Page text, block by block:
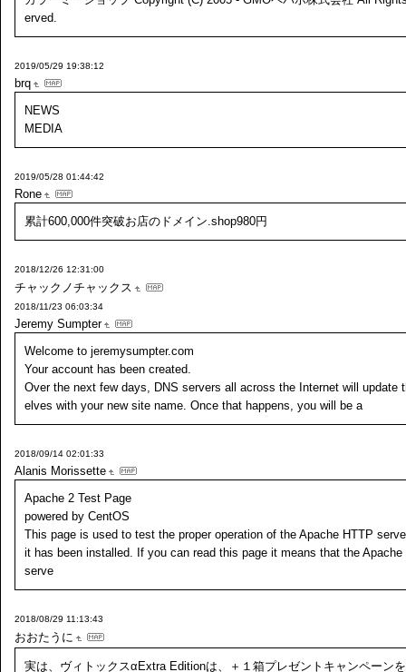
erved.
2019/05/29 19:38:12
brq
NEWS
MEDIA
2019/05/28 01:44:42
Rone
累計600,000件突破お店のドメイン.shop980円
2018/12/26 12:31:00
チャックノチャックス
2018/11/23 06:03:34
Jeremy Sumpter
Welcome to jeremysumpter.com
Your account has been created.
Over the next few days, DNS servers all across the Internet will update
elves with your new site name. Once that happens, you will be a
2018/09/14 02:01:33
Alanis Morissette
Apache 2 Test Page
powered by CentOS
This page is used to test the proper operation of the Apache HTTP
it has been installed. If you can read this page it means that the Apache
serve
2018/08/29 11:13:43
おおたうに
実は、ヴィトックスαExtra Editionは、＋１箱プレゼントキャンペーン